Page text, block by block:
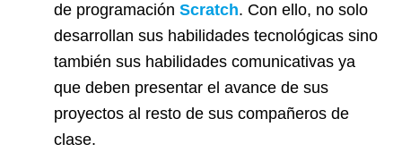
de programación Scratch. Con ello, no solo
desarrollan sus habilidades tecnológicas sino
también sus habilidades comunicativas ya
que deben presentar el avance de sus
proyectos al resto de sus compañeros de
clase.